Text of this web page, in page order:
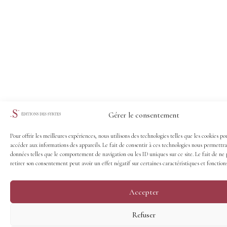
Gérer le consentement
Pour offrir les meilleures expériences, nous utilisons des technologies telles que les cookies
accéder aux informations des appareils. Le fait de consentir à ces technologies nous
données telles que le comportement de navigation ou les ID uniques sur ce site. Le fait de ne
retirer son consentement peut avoir un effet négatif sur certaines caractéristiques et
Accepter
Refuser